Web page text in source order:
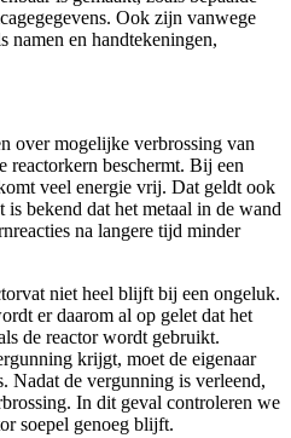
Ook zijn vanwege
namen en handtekeningen,
over mogelijke verbrossing van
reactorkern beschermt. Bij een
veel energie vrij. Dat geldt ook
bekend dat het metaal in de wand
na langere tijd minder
niet heel blijft bij een ongeluk.
er daarom al op gelet dat het
de reactor wordt gebruikt.
krijgt, moet de eigenaar
Nadat de vergunning is verleend,
In dit geval controleren we
soepel genoeg blijft.